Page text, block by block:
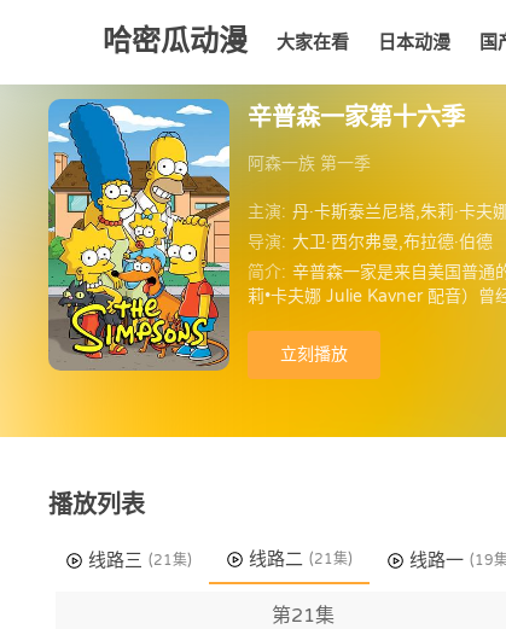
哈密瓜动漫 大家在看 日本动漫 国
大家在看 日本动漫 国产动漫 欧美动漫
辛普森一家第十六季
阿森一族 第一季
主演: 丹·卡斯泰兰尼塔,朱莉·卡夫娜,南茜·卡
导演: 大卫·西尔弗曼,布拉德·伯德
简介: 辛普森一家是来自美国普通
莉•卡夫娜 Julie Kavner 配音）曾
聪明的孩子，同时还是素食主义
与社会、人的条件和电视本身进
立刻播放
播放列表
线路三 (21集) 线路二 (21集) 线路一 (19
第21集